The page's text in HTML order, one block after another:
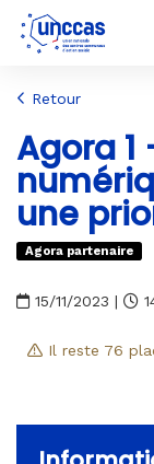
Retour
Agora 1
une
Agora partenaire
15/11/2023 |
Il reste 76